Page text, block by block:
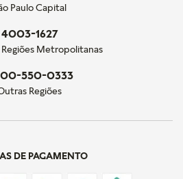
Paulo Capital
4003-1627
Metropolitanas
550-0333
Regiões
DE PAGAMENTO